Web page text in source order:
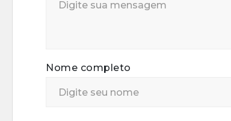
Nome completo